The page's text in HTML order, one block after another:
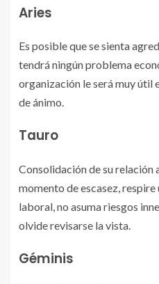
Aries
Es posible que se sienta
tendrá ningún problema
organización le será muy útil
de ánimo.
Tauro
Consolidación de su relación
momento de escasez, respire
laboral, no asuma riesgos
olvide revisarse la vista.
Géminis